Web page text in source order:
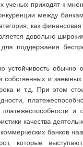
приходят к
между
как финансовая
довольно
поддержания
обычно
собственных и
и т.д. При этом
и
качества
банков
которые